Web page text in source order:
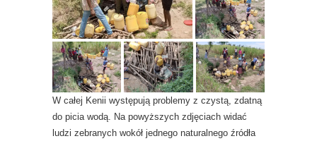
W całej Kenii występują problemy z czystą, zdatną
do picia wodą. Na powyższych zdjęciach widać
ludzi zebranych wokół jednego naturalnego źródła